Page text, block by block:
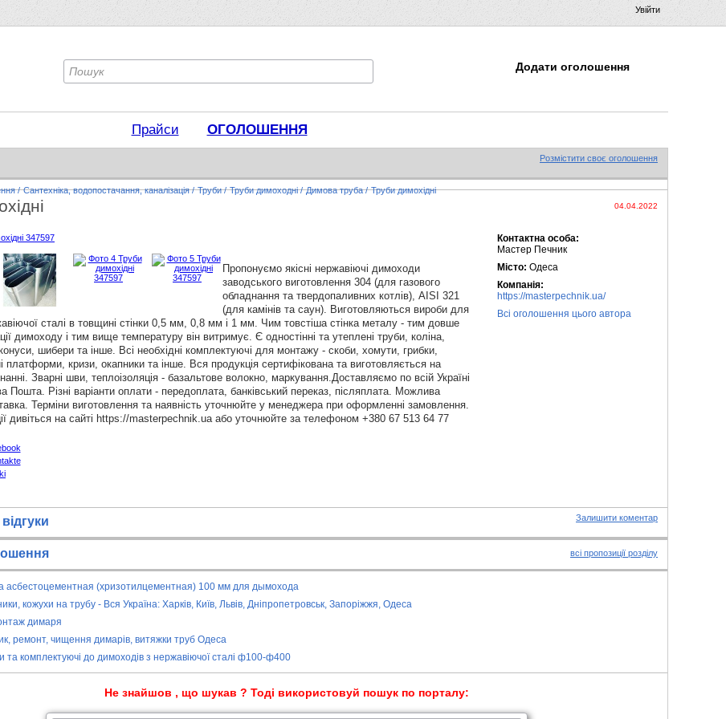
Увійти
Додати оголошення
Прайси ОГОЛОШЕННЯ
Розмістити своє оголошення
/ Сантехніка, водопостачання, каналізація/ Труби/ Труби димоходні/ Димова труба/ Труби димохідні
04.04.2022
Контактна особа:
Мастер Печник
Місто: Одеса
Компанія:
https://masterpechnik.ua/
Всі оголошення цього автора
Пропонуємо якісні нержавіючі димоходи
заводського виготовлення 304 (для газового
обладнання та твердопаливних котлів), AISI 321
(для камінів та саун). Виготовляються вироби для
сталі в товщині стінки 0,5 мм, 0,8 мм і 1 мм. Чим товстіша стінка металу - тим довше
димоходу і тим вище температуру він витримує. Є одностінні та утеплені труби, коліна,
конуси, шибери та інше. Всі необхідні комплектуючі для монтажу - скоби, хомути, грибки,
платформи, кризи, окапники та інше. Вся продукція сертифікована та виготовляється на
Зварні шви, теплоізоляція - базальтове волокно, маркування.Доставляємо по всій Україні
Пошта. Різні варіанти оплати - передоплата, банківський переказ, післяплата. Можлива
Терміни виготовлення та наявність уточнюйте у менеджера при оформленні замовлення.
дивіться на сайті https://masterpechnik.ua або уточнюйте за телефоном +380 67 513 64 77
Залишити коментар
всі пропозиції розділу
асбестоцементная (хризотилцементная) 100 мм для дымохода
кожухи на трубу - Вся Україна: Харків, Київ, Львів, Дніпропетровськ, Запоріжжя, Одеса
димаря
ремонт, чищення димарів, витяжки труб Одеса
та комплектуючі до димоходів з нержавіючої сталі ф100-ф400
Не знайшов , що шукав ? Тоді використовуй пошук по порталу: